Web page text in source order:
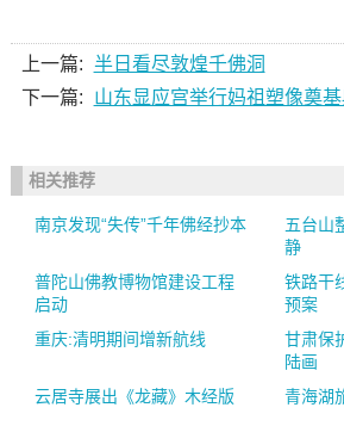
上一篇: 半日看尽敦煌千佛洞
下一篇:
山东显应宫举行妈祖塑像奠
相关推荐
南京发现“失传”千年佛经抄本
五台山
静
普陀山佛教博物馆建设工程
启动
铁路干
预案
重庆:清明期间增新航线
甘肃保
陆画
云居寺展出《龙藏》木经版
青海湖